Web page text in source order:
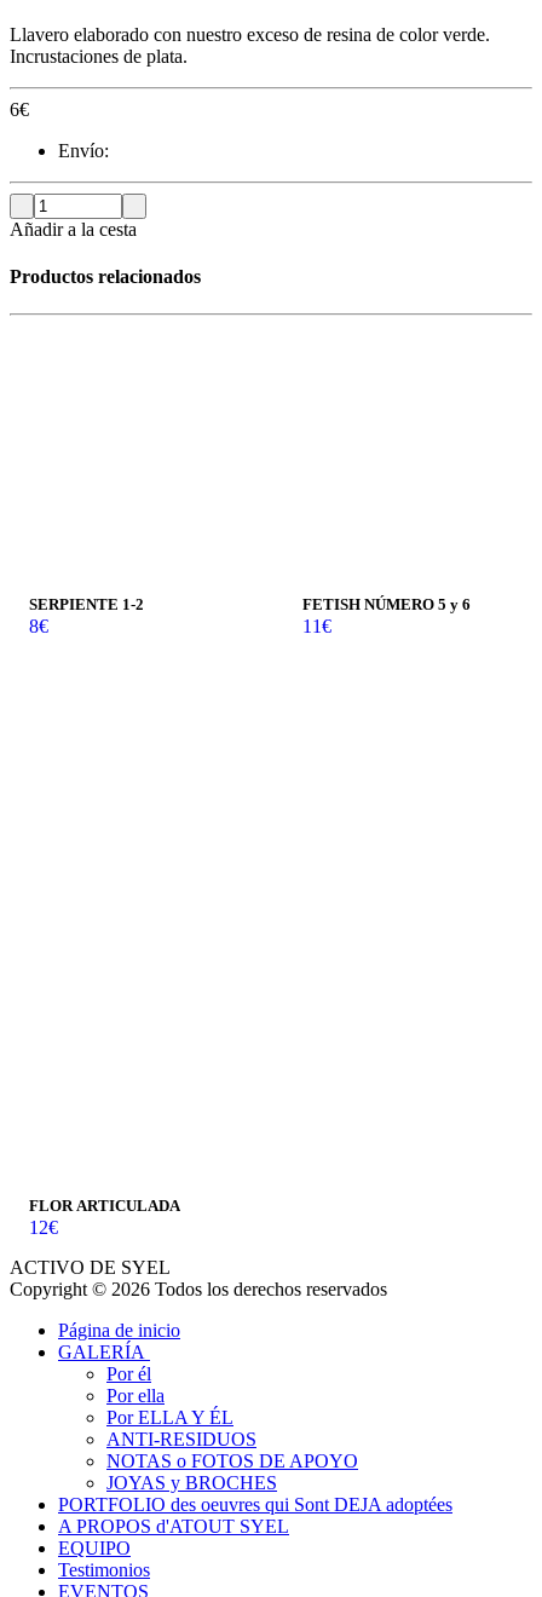
Llavero elaborado con nuestro exceso de resina de color verde.
Incrustaciones de plata.
6€
Envío:
Añadir a la cesta
Productos relacionados
SERPIENTE 1-2
8€
FETISH NÚMERO 5 y 6
11€
FLOR ARTICULADA
12€
ACTIVO DE SYEL
Copyright © 2026 Todos los derechos reservados
Página de inicio
GALERÍA
Por él
Por ella
Por ELLA Y ÉL
ANTI-RESIDUOS
NOTAS o FOTOS DE APOYO
JOYAS y BROCHES
PORTFOLIO des oeuvres qui Sont DEJA adoptées
A PROPOS d'ATOUT SYEL
EQUIPO
Testimonios
EVENTOS